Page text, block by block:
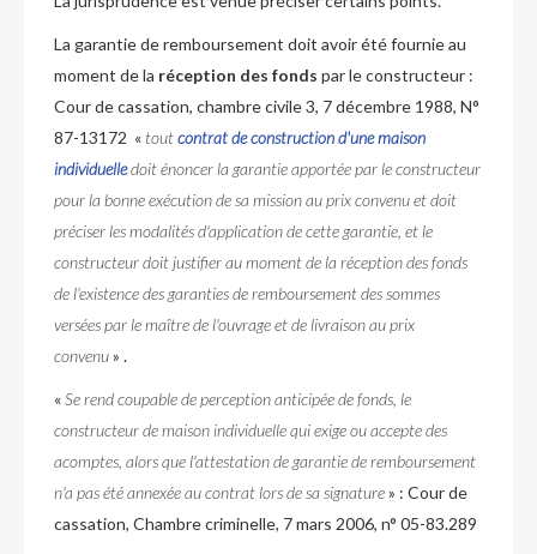
La garantie de remboursement doit avoir été fournie au
moment de la réception des fonds par le constructeur :
Cour de cassation, chambre civile 3, 7 décembre 1988, N°
87-13172 « toutcontrat de construction d'une maison
individuelledoit énoncer la garantie apportée par le constructeur
pour la bonne exécution de sa mission au prix convenu et doit
préciser les modalités d'application de cette garantie, et le
constructeur doit justifier au moment de la réception des fonds
de l'existence des garanties de remboursement des sommes
versées par le maître de l'ouvrage et de livraison au prix
convenu» .
«Se rend coupable de perception anticipée de fonds, le
constructeur de maison individuelle qui exige ou accepte des
acomptes, alors que l'attestation de garantie de remboursement
n'a pas été annexée au contrat lors de sa signature» : Cour de
cassation, Chambre criminelle, 7 mars 2006, n° 05-83.289